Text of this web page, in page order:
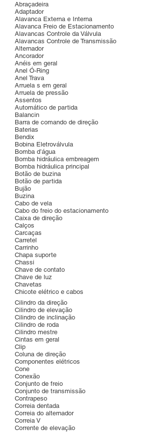
Abraçadeira
Adaptador
Alavanca Externa e Interna
Alavanca Freio de Estacionamento
Alavancas Controle da Válvula
Alavancas Controle de Transmissão
Alternador
Ancorador
Anéis em geral
Anel Ó-Ring
Anel Trava
Arruela s em geral
Arruela de pressão
Assentos
Automático de partida
Balancin
Barra de comando de direção
Baterias
Bendix
Bobina Eletroválvula
Bomba d’água
Bomba hidráulica embreagem
Bomba hidráulica principal
Botão de buzina
Botão de partida
Bujão
Buzina
Cabo de vela
Cabo do freio do estacionamento
Caixa de direção
Calços
Carcaças
Carretel
Carrinho
Chapa suporte
Chassi
Chave de contato
Chave de luz
Chavetas
Chicote elétrico e cabos
Cilindro da direção
Cilindro de elevação
Cilindro de inclinação
Cilindro de roda
Cilindro mestre
Cintas em geral
Clip
Coluna de direção
Componentes elétricos
Cone
Conexão
Conjunto de freio
Conjunto de transmissão
Contrapeso
Correia dentada
Correia do alternador
Correia V
Corrente de elevação